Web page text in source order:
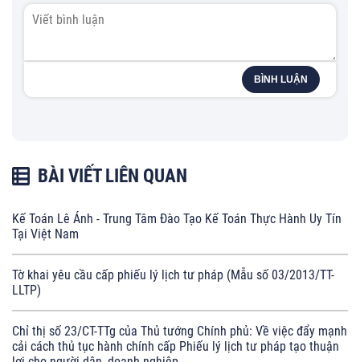
BÌNH LUẬN
BÀI VIẾT LIÊN QUAN
Kế Toán Lê Ánh - Trung Tâm Đào Tạo Kế Toán Thực Hành Uy Tín
Tại Việt Nam
Tờ khai yêu cầu cấp phiếu lý lịch tư pháp (Mẫu số 03/2013/TT-
LLTP)
Chỉ thị số 23/CT-TTg của Thủ tướng Chính phủ: Về việc đẩy mạnh
cải cách thủ tục hành chính cấp Phiếu lý lịch tư pháp tạo thuận